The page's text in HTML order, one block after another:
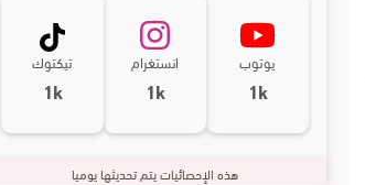
يوتوب
1k
انستغرام
1k
تيكتوك
1k
هذه الإحصائيات يتم تحديثها يوميا